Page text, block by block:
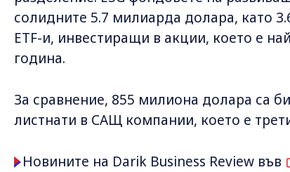
солидните 5.7 милиарда долара, като
ETF-и, инвестиращи в акции, което е
година.
За сравнение, 855 милиона долара са
листнати в САЩ компании, което е
Новините на Darik Business Review във